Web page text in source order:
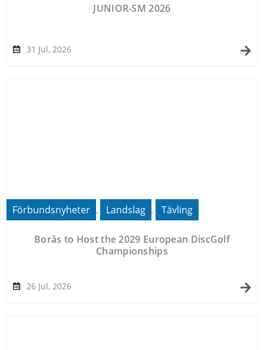
JUNIOR-SM 2026
31 Jul, 2026
Förbundsnyheter , Landslag , Tävling
Borås to Host the 2029 European DiscGolf
Championships
26 Jul, 2026